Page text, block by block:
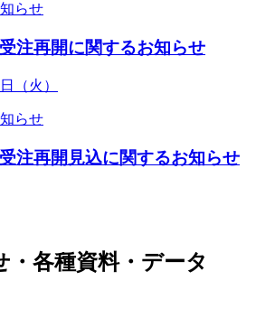
らせ
注再開に関するお知らせ
（火）
らせ
注再開見込に関するお知らせ
・各種資料・データ